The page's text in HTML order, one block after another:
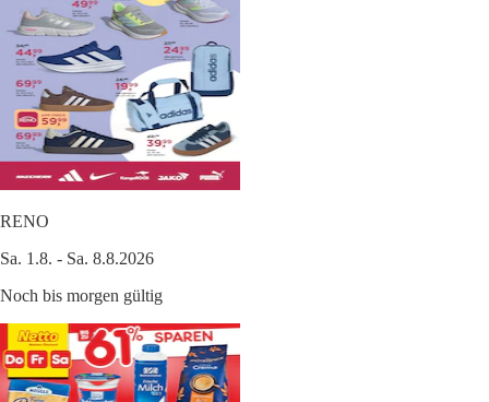
RENO
Sa. 1.8. - Sa. 8.8.2026
Noch bis morgen gültig